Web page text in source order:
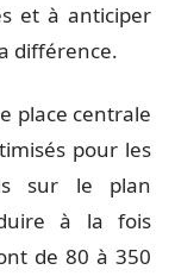
et à anticiper
différence.
place centrale
pour les
sur le plan
à la fois
de 80 à 350